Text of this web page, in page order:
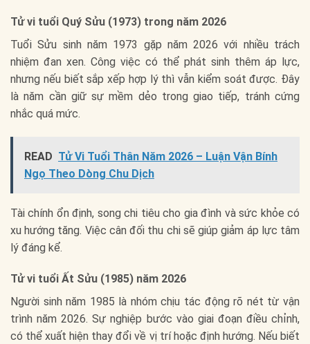
Tử vi tuổi Quý Sửu (1973) trong năm 2026
Tuổi Sửu sinh năm 1973 gặp năm 2026 với nhiều trách
nhiệm đan xen. Công việc có thể phát sinh thêm áp lực,
nhưng nếu biết sắp xếp hợp lý thì vẫn kiểm soát được. Đây
là năm cần giữ sự mềm dẻo trong giao tiếp, tránh cứng
nhắc quá mức.
READ Tử Vi Tuổi Thân Năm 2026 – Luận Vận Bính
Ngọ Theo Dòng Chu Dịch
Tài chính ổn định, song chi tiêu cho gia đình và sức khỏe có
xu hướng tăng. Việc cân đối thu chi sẽ giúp giảm áp lực tâm
lý đáng kể.
Tử vi tuổi Ất Sửu (1985) năm 2026
Người sinh năm 1985 là nhóm chịu tác động rõ nét từ vận
trình năm 2026. Sự nghiệp bước vào giai đoạn điều chỉnh,
có thể xuất hiện thay đổi về vị trí hoặc định hướng. Nếu biết